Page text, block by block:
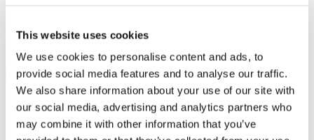
This website uses cookies
We use cookies to personalise content and ads, to
provide social media features and to analyse our traffic.
We also share information about your use of our site with
our social media, advertising and analytics partners who
may combine it with other information that you’ve